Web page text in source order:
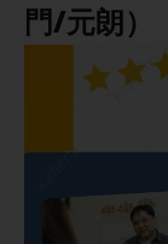
門/元朗）